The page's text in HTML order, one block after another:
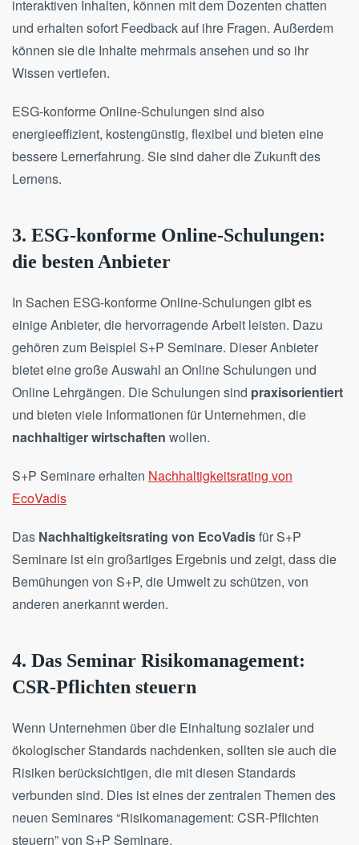
interaktiven Inhalten, können mit dem Dozenten chatten
und erhalten sofort Feedback auf ihre Fragen. Außerdem
können sie die Inhalte mehrmals ansehen und so ihr
Wissen vertiefen.
ESG-konforme Online-Schulungen sind also
energieeffizient, kostengünstig, flexibel und bieten eine
bessere Lernerfahrung. Sie sind daher die Zukunft des
Lernens.
3. ESG-konforme Online-Schulungen:
die besten Anbieter
In Sachen ESG-konforme Online-Schulungen gibt es
einige Anbieter, die hervorragende Arbeit leisten. Dazu
gehören zum Beispiel S+P Seminare. Dieser Anbieter
bietet eine große Auswahl an Online Schulungen und
Online Lehrgängen. Die Schulungen sind praxisorientiert
und bieten viele Informationen für Unternehmen, die
nachhaltiger wirtschaften wollen.
S+P Seminare erhalten Nachhaltigkeitsrating von
EcoVadis
Das Nachhaltigkeitsrating von EcoVadisfür S+P
Seminare ist ein großartiges Ergebnis und zeigt, dass die
Bemühungen von S+P, die Umwelt zu schützen, von
anderen anerkannt werden.
4. Das Seminar Risikomanagement:
CSR-Pflichten steuern
Wenn Unternehmen über die Einhaltung sozialer und
ökologischer Standards nachdenken, sollten sie auch die
Risiken berücksichtigen, die mit diesen Standards
verbunden sind. Dies ist eines der zentralen Themen des
neuen Seminares “Risikomanagement: CSR-Pflichten
steuern” von S+P Seminare.